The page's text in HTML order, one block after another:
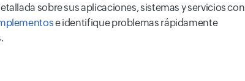
sobre sus aplicaciones, sistemas y servicios con
e identifique problemas rápidamente